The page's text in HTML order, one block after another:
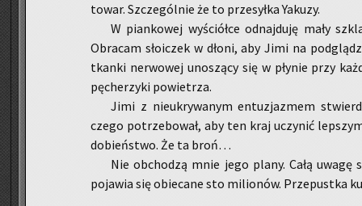
towar. Szcze­gól­nie że to prze­sył­ka Yaku­zy.
W pian­ko­wej wy­ściół­ce od­naj­du­ję mały
Ob­ra­cam sło­iczek w dłoni, aby Jimi na
tkan­ki ner­wo­wej uno­szą­cy się w pły­nie przy
pę­che­rzy­ki po­wie­trza.
Jimi z nie­ukry­wa­nym en­tu­zja­zmem
czego po­trze­bo­wał, aby ten kraj uczy­nić
do­bień­stwo. Że ta broń…
Nie ob­cho­dzą mnie jego plany. Całą
po­ja­wia się obie­ca­ne sto mi­lio­nów. Prze­pust­ka